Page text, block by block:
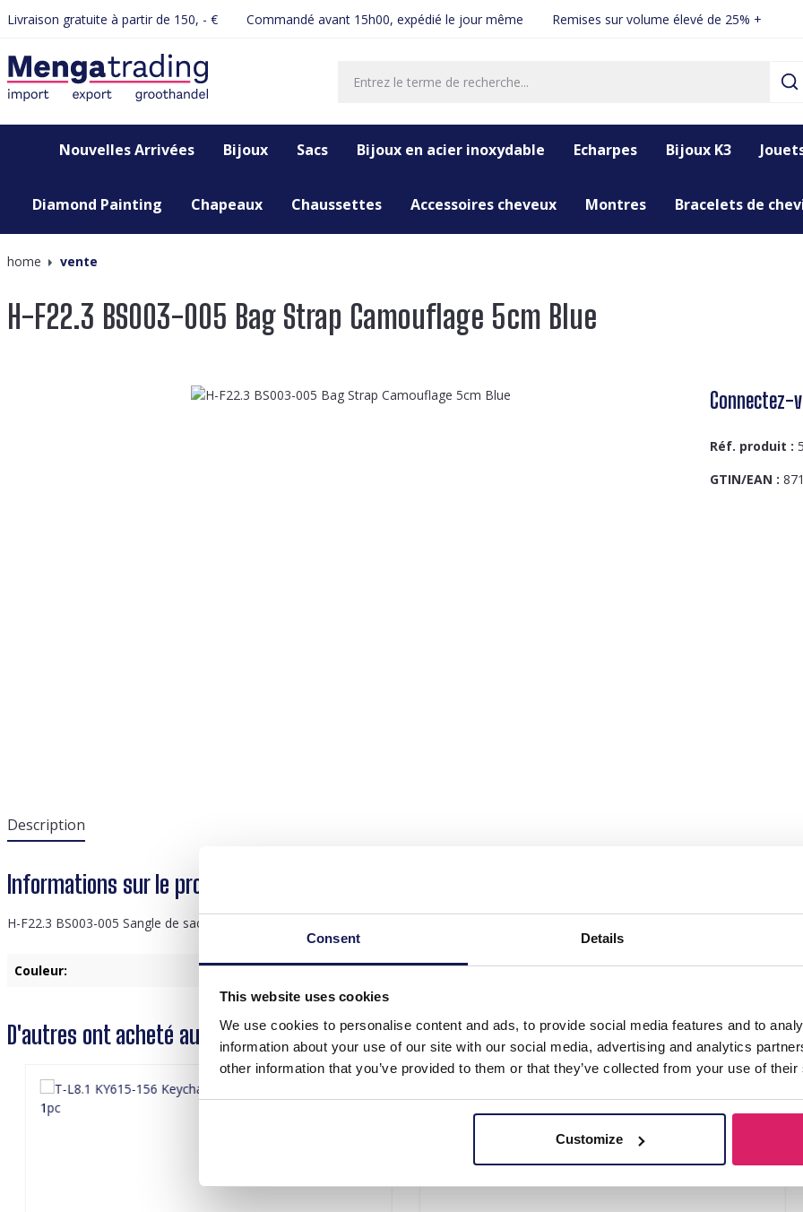
Consent Details
This website uses cookies
We use cookies to personalise content and ads, to provide social media features and to
information about your use of our site with our social media, advertising and analytics
other information that you’ve provided to them or that they’ve collected from your use of
Customize
Passer à la navigation principale
Livraison gratuite à partir de 150, - € Commandé avant 15h00, expédié le jour même Remises sur volume élevé de 25% +
Nouvelles Arrivées Bijoux Sacs Bijoux en acier inoxydable Echarpes Bijoux K3
Diamond Painting Chapeaux Chaussettes Accessoires cheveux Montres Bracelets de
home vente
H-F22.3 BS003-005 Bag Strap Camouflage 5cm Blue
Connectez-
Réf. produit :
GTIN/EAN :
Description
Informations sur le produit "H-F22.3 BS003-005 Bag Strap Camouflage 5cm Blue"
H-F22.3 BS003-005 Sangle de sac Camouflage 5 cm Bleu
Couleur: Bleu
D'autres ont acheté aussi